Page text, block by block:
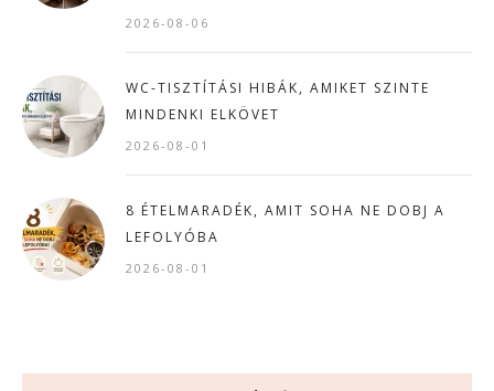
2026-08-06
WC-TISZTÍTÁSI HIBÁK, AMIKET SZINTE
MINDENKI ELKÖVET
2026-08-01
8 ÉTELMARADÉK, AMIT SOHA NE DOBJ A
LEFOLYÓBA
2026-08-01